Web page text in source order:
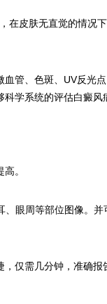
皮肤无直觉的情况
管、色斑、UV反光
学系统的评估白癜风
。
眼周等部位图像。并
仅需几分钟，准确报